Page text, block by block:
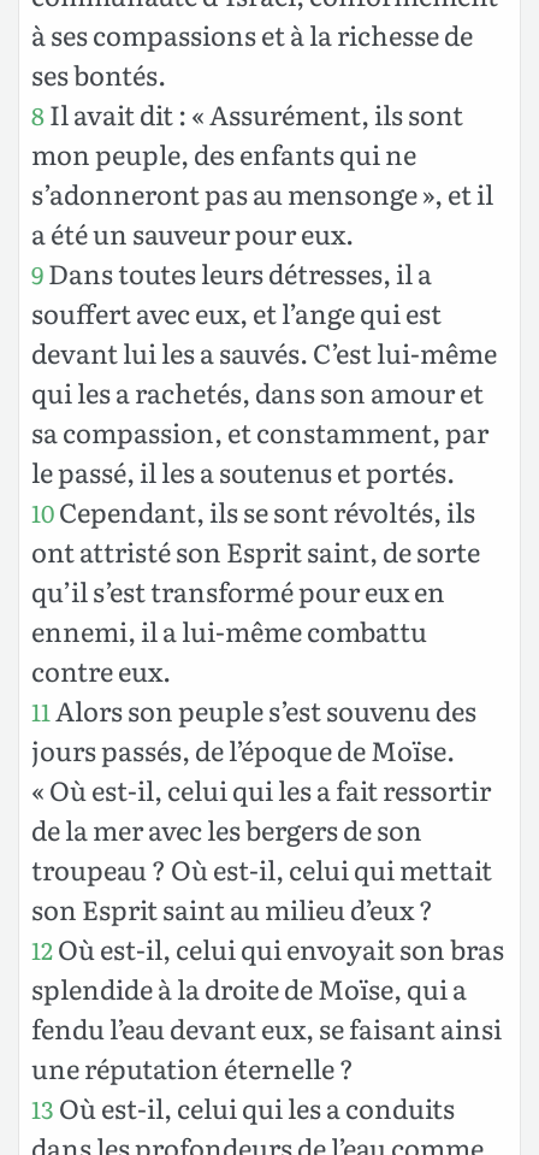
à ses compassions et à la richesse de
ses bontés.
8Il avait dit : « Assurément, ils sont
mon peuple, des enfants qui ne
s’adonneront pas au mensonge », et il
a été un sauveur pour eux.
9Dans toutes leurs détresses, il a
souffert avec eux, et l’ange qui est
devant lui les a sauvés. C’est lui-même
qui les a rachetés, dans son amour et
sa compassion, et constamment, par
le passé, il les a soutenus et portés.
10Cependant, ils se sont révoltés, ils
ont attristé son Esprit saint, de sorte
qu’il s’est transformé pour eux en
ennemi, il a lui-même combattu
contre eux.
11 Alors son peuple s’est souvenu des
jours passés, de l’époque de Moïse.
« Où est-il, celui qui les a fait ressortir
de la mer avec les bergers de son
troupeau ? Où est-il, celui qui mettait
son Esprit saint au milieu d’eux ?
12Où est-il, celui qui envoyait son bras
splendide à la droite de Moïse, qui a
fendu l’eau devant eux, se faisant ainsi
une réputation éternelle ?
13 Où est-il, celui qui les a conduits
dans les profondeurs de l’eau comme